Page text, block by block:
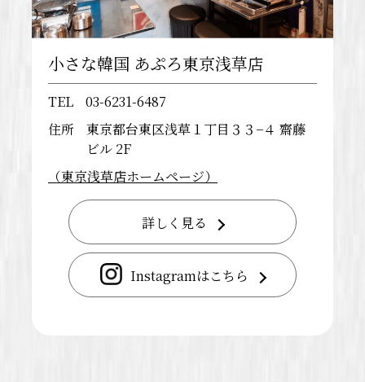
小さな韓国 あぷろ東京浅草店
TEL
03-6231-6487
住所
東京都台東区浅草１丁目３３−４ 齋藤
ビル 2F
（東京浅草店ホームページ）
詳しく見る
Instagramはこちら